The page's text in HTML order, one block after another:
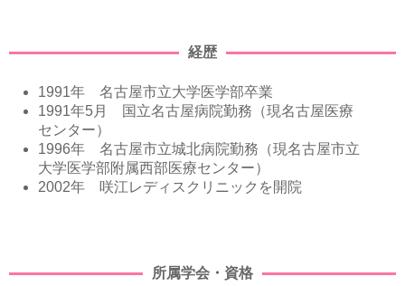
経歴
1991年 名古屋市立大学医学部卒業
1991年5月 国立名古屋病院勤務（現名古屋医療
センター）
1996年 名古屋市立城北病院勤務（現名古屋市立
大学医学部附属西部医療センター）
2002年 咲江レディスクリニックを開院
所属学会・資格